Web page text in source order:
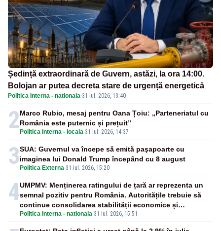
Ședință extraordinară de Guvern, astăzi, la ora 14:00.
Bolojan ar putea decreta stare de urgență energetică
Politica Interna - nationala·31 iul. 2026, 13:40
2 Politica Interna - locala-31 iul. 2026, 14:37
Marco Rubio, mesaj pentru Oana Țoiu: „Parteneriatul cu
România este puternic și prețuit”
3 Politica Externa-31 iul. 2026, 15:20
SUA: Guvernul va începe să emită paşapoarte cu
imaginea lui Donald Trump începând cu 8 august
4
Politica Interna - nationala-31 iul. 2026, 15:51
UMPMV: Menținerea ratingului de țară ar reprezenta un
semnal pozitiv pentru România. Autoritățile trebuie să
continue consolidarea stabilității economice și
financiare